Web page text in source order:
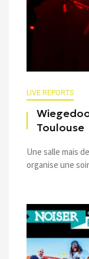
LIVE REPORTS
Toulouse
Une salle mais
organise une